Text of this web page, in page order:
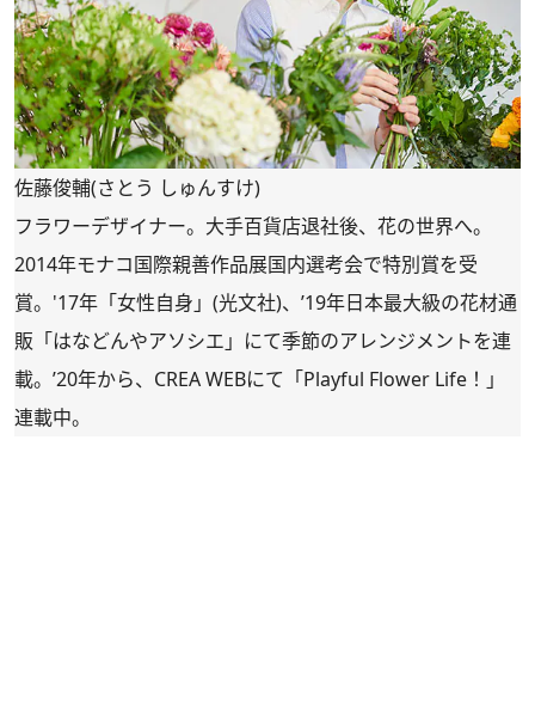
佐藤俊輔(さとう しゅんすけ)
フラワーデザイナー。大手百貨店退社後、花の世界へ。
2014年モナコ国際親善作品展国内選考会で特別賞を受
賞。'17年「女性自身」(光文社)、’19年日本最大級の花材通
販「はなどんやアソシエ 」にて季節のアレンジメントを連
載。’20年から、CREA WEBにて「Playful Flower Life！ 」
連載中。